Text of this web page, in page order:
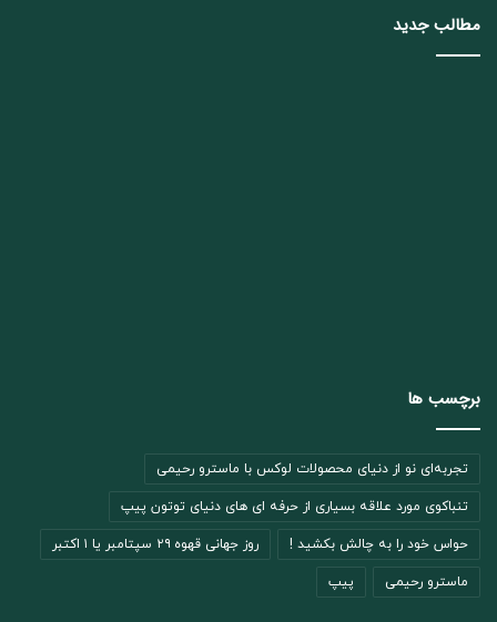
مطالب جدید
برچسب ها
تجربه‌ای نو از دنیای محصولات لوکس با ماسترو رحیمی
تنباکوی مورد علاقه بسیاری از حرفه ای های دنیای توتون پیپ
حواس خود را به چالش بکشید ! روز جهانی قهوه ۲۹ سپتامبر یا ۱ اکتبر
ماسترو رحیمی پیپ